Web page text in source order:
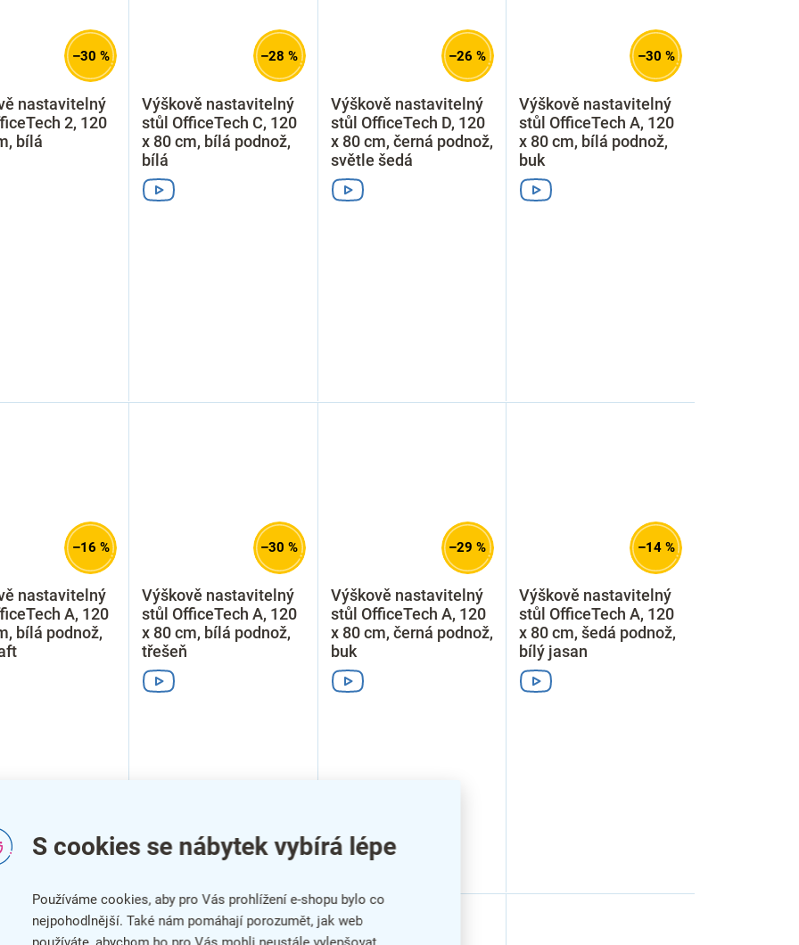
S cookies se nábytek vybírá lépe
Používáme cookies, aby pro Vás prohlížení e-shopu bylo co
nejpohodlnější. Také nám pomáhají porozumět, jak web
–30 %
nastavitelný
2, 120
bílá
–28 %
Výškově nastavitelný
stůl OfficeTech C, 120
x 80 cm, bílá podnož,
bílá
–26 %
Výškově nastavitelný
stůl OfficeTech D, 120
x 80 cm, černá podnož,
světle šedá
–30 %
Výškově nastavitelný
stůl OfficeTech A, 120
x 80 cm, bílá podnož,
buk
–16 %
nastavitelný
A, 120
bílá podnož,
–30 %
Výškově nastavitelný
stůl OfficeTech A, 120
x 80 cm, bílá podnož,
třešeň
–29 %
Výškově nastavitelný
stůl OfficeTech A, 120
x 80 cm, černá podnož,
buk
–14 %
Výškově nastavitelný
stůl OfficeTech A, 120
x 80 cm, šedá podnož,
bílý jasan